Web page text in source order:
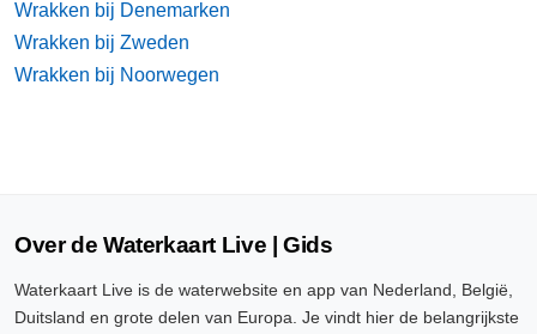
Wrakken bij Denemarken
Wrakken bij Zweden
Wrakken bij Noorwegen
Over de Waterkaart Live | Gids
Waterkaart Live is de waterwebsite en app van Nederland, België,
Duitsland en grote delen van Europa. Je vindt hier de belangrijkste